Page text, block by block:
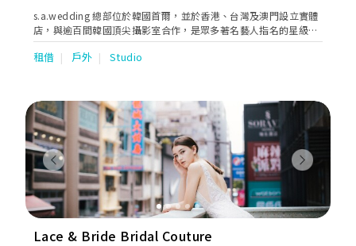
s.a.wedding 總部位於韓國首爾，並於香港、台灣及澳門設立實體
店，與逾百間韓國頂尖攝影室合作，是眾多著名藝人指名的星級團
隊。
租借 戶外 Studio
Previous Next
Lace & Bride Bridal Couture